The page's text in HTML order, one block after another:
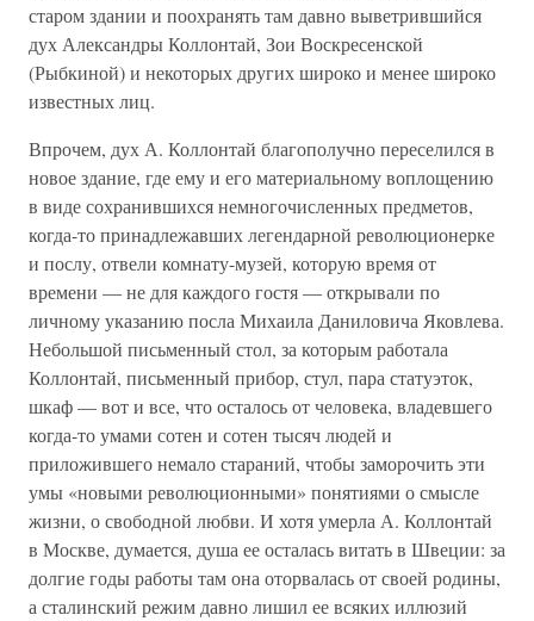
старом здании и поохранять там давно выветрившийся
дух Александры Коллонтай, Зои Воскресенской
(Рыбкиной) и некоторых других широко и менее широко
известных лиц.
Впрочем, дух А. Коллонтай благополучно переселился в
новое здание, где ему и его материальному воплощению
в виде сохранившихся немногочисленных предметов,
когда-то принадлежавших легендарной революционерке
и послу, отвели комнату-музей, которую время от
времени — не для каждого гостя — открывали по
личному указанию посла Михаила Даниловича Яковлева.
Небольшой письменный стол, за которым работала
Коллонтай, письменный прибор, стул, пара статуэток,
шкаф — вот и все, что осталось от человека, владевшего
когда-то умами сотен и сотен тысяч людей и
приложившего немало стараний, чтобы заморочить эти
умы «новыми революционными» понятиями о смысле
жизни, о свободной любви. И хотя умерла А. Коллонтай
в Москве, думается, душа ее осталась витать в Швеции: за
долгие годы работы там она оторвалась от своей родины,
а сталинский режим давно лишил ее всяких иллюзий